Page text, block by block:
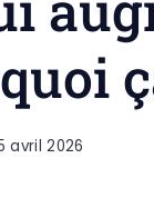
avril 2026